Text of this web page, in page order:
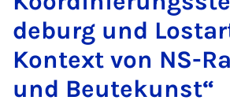
de­burg und
Kon­text von NS-
und Beutekunst“